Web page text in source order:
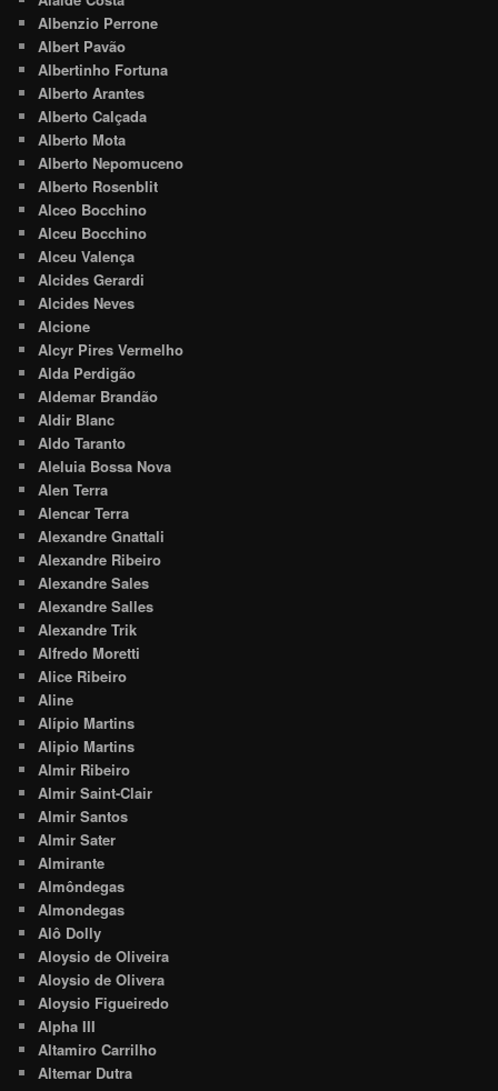
Albenzio Perrone
Albert Pavão
Albertinho Fortuna
Alberto Arantes
Alberto Calçada
Alberto Mota
Alberto Nepomuceno
Alberto Rosenblit
Alceo Bocchino
Alceu Bocchino
Alceu Valença
Alcides Gerardi
Alcides Neves
Alcione
Alcyr Pires Vermelho
Alda Perdigão
Aldemar Brandão
Aldir Blanc
Aldo Taranto
Aleluia Bossa Nova
Alen Terra
Alencar Terra
Alexandre Gnattali
Alexandre Ribeiro
Alexandre Sales
Alexandre Salles
Alexandre Trik
Alfredo Moretti
Alice Ribeiro
Aline
Alípio Martins
Alipio Martins
Almir Ribeiro
Almir Saint-Clair
Almir Santos
Almir Sater
Almirante
Almôndegas
Almondegas
Alô Dolly
Aloysio de Oliveira
Aloysio de Olivera
Aloysio Figueiredo
Alpha III
Altamiro Carrilho
Altemar Dutra